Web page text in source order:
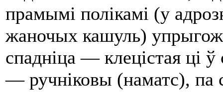
прамымі полікамі (у
жаночых кашуль)
спадніца — клецістая ці
— ручніковы (наматс), па